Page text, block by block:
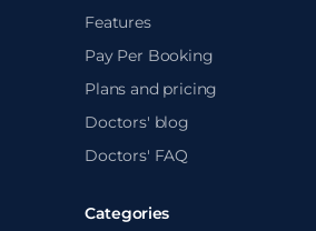
Features
Pay Per Booking
Plans and pricing
Doctors' blog
Doctors' FAQ
Categories